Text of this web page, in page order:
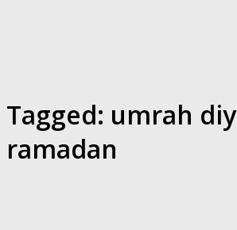
Tagged: umrah diy
ramadan